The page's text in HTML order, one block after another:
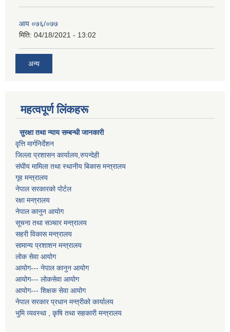
आय ०७६/०७७
मिति: 04/18/2021 - 13:02
अन्य
महत्वपूर्ण लिंकहरू
सुरक्षा तथा न्याय सम्बन्धी जानकारी
वृत्ति मार्गनिर्देशन
जिल्ला प्रशासन कार्यालय,रुपन्देही
संघीय मामिला तथा स्थानीय बिकास मन्त्रालय
गृह मन्त्रालय
नेपाल सरकारको पोर्टल
रक्षा मन्त्रालय
नेपाल कानुन आयोग
सूचना तथा सञ्चार मन्त्रालय
सहरी विकास मन्त्रालय
सामान्य प्रशाशन मन्त्रालय
लोक सेवा आयोग
आयोग--- नेपाल कानुन आयोग
आयोग--- लोकसेवा आयोग
आयोग--- शिक्षक सेवा आयोग
नेपाल सरकार प्रधान मन्त्रीको कार्यालय
भुमि व्यवस्था , कृषि तथा सहकारी मन्त्रालय